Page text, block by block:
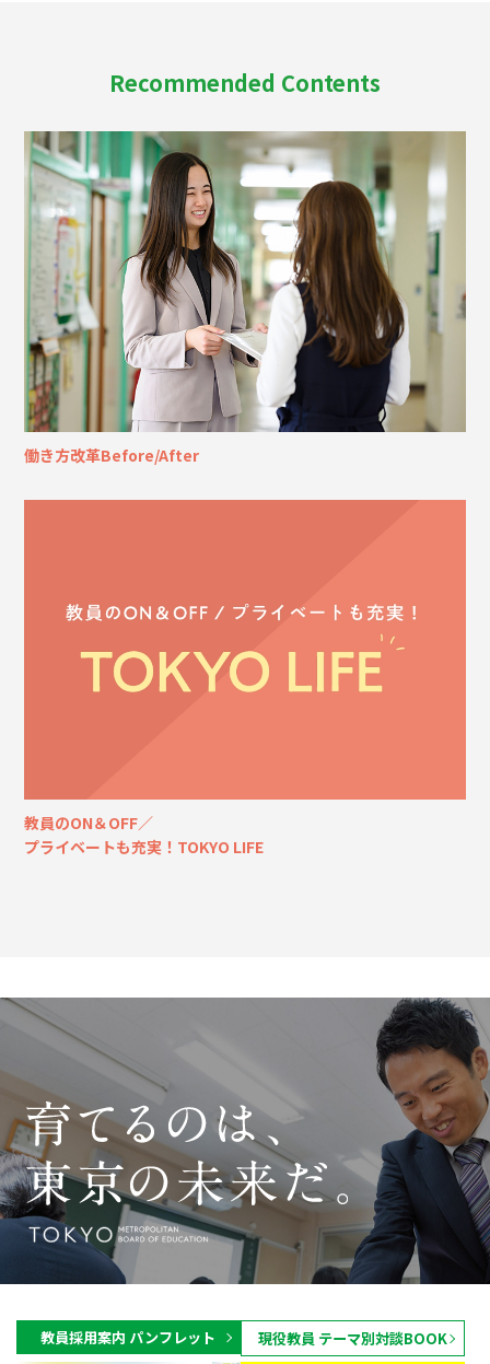
Recommended Contents
働き方改革Before/After
教員のON＆OFF／
プライベートも充実！TOKYO LIFE
教員採用案内 パンフレット 現役教員 テーマ別対談BOOK